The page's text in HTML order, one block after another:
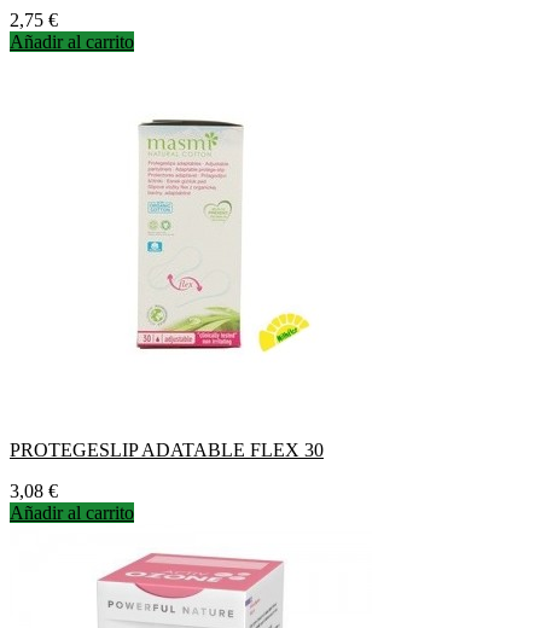
Precio
2,75 €
Añadir al carrito
PROTEGESLIP ADATABLE FLEX 30
Precio
3,08 €
Añadir al carrito